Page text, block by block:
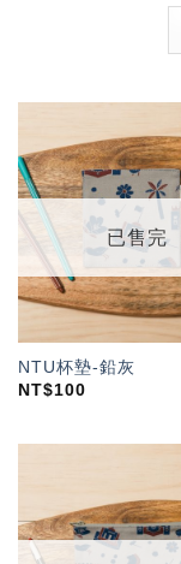
已售完
NTU杯墊-鉛灰
NT$100